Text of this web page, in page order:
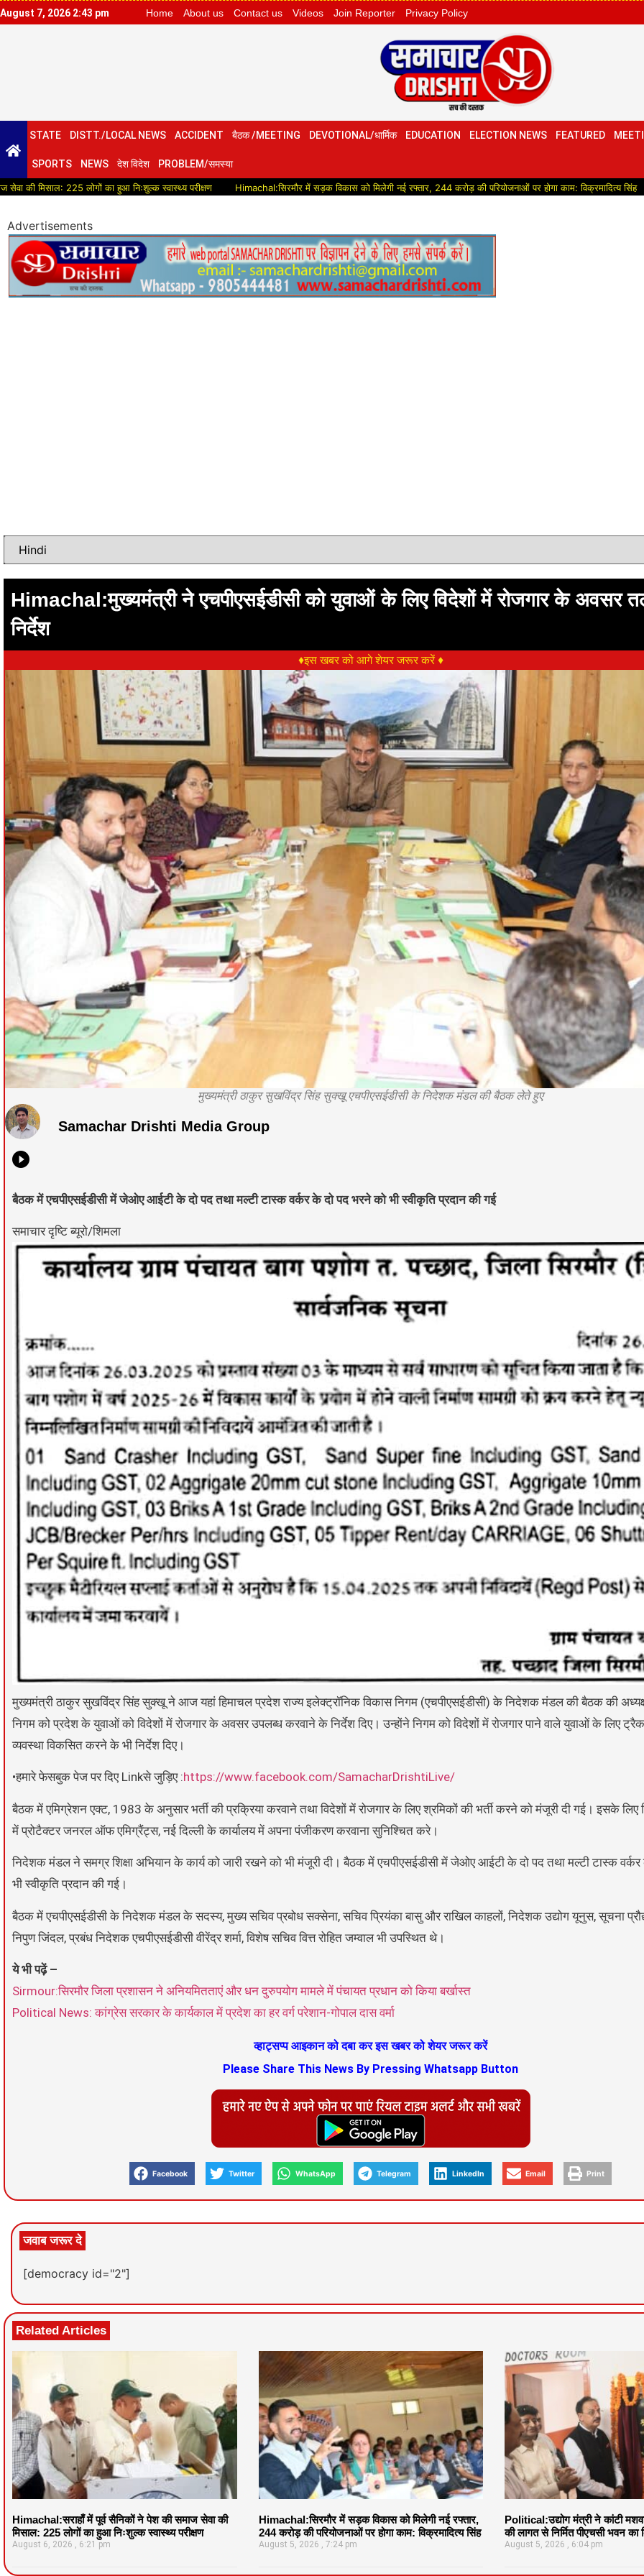
August 7, 2026 2:43 pm Home About us Contact us Videos Join Reporter Privacy Policy
STATE DISTT./LOCAL NEWS ACCIDENT बैठक /MEETING DEVOTIONAL/धार्मिक EDUCATION ELECTION NEWS FEATURED
SPORTS NEWS देश विदेश PROBLEM/समस्या
225 लोगों का हुआ निःशुल्क स्वास्थ्य परीक्षण Himachal:सिरमौर में सड़क विकास को मिलेगी नई रफ्तार, 244 करोड़ की परियोजनाओं पर होगा काम: विक्रमादित्य सिंह
Advertisements
Himachal:मुख्यमंत्री ने एचपीएसईडीसी को युवाओं के लिए विदेशों में रोजगार के अवसर
निर्देश
♦इस खबर को आगे शेयर जरूर करें ♦
मुख्यमंत्री ठाकुर सुखविंद्र सिंह सुक्खू एचपीएसईडीसी के निदेशक मंडल की बैठक लेते हुए
Samachar Drishti Media Group
बैठक में एचपीएसईडीसी में जेओए आईटी के दो पद तथा मल्टी टास्क वर्कर के दो पद भरने को भी स्वीकृति प्रदान की गई
समाचार दृष्टि ब्यूरो/शिमला
मुख्यमंत्री ठाकुर सुखविंद्र सिंह सुक्खू ने आज यहां हिमाचल प्रदेश राज्य इलेक्ट्रॉनिक विकास निगम (एचपीएसईडीसी) के निदेशक मंडल की बैठक की
निगम को प्रदेश के युवाओं को विदेशों में रोजगार के अवसर उपलब्ध करवाने के निर्देश दिए। उन्होंने निगम को विदेशों में रोजगार पाने वाले युवाओं के लिए
व्यवस्था विकसित करने के भी निर्देश दिए।
•हमारे फेसबुक पेज पर दिए Linkसे जुड़िए :https://www.facebook.com/SamacharDrishtiLive/
बैठक में एमिग्रेशन एक्ट, 1983 के अनुसार भर्ती की प्रक्रिया करवाने तथा विदेशों में रोजगार के लिए श्रमिकों की भर्ती करने को मंजूरी दी गई। इसके लिए
में प्रोटैक्टर जनरल ऑफ एमिग्रैंट्स, नई दिल्ली के कार्यालय में अपना पंजीकरण करवाना सुनिश्चित करे।
निदेशक मंडल ने समग्र शिक्षा अभियान के कार्य को जारी रखने को भी मंजूरी दी। बैठक में एचपीएसईडीसी में जेओए आईटी के दो पद तथा मल्टी टास्क
भी स्वीकृति प्रदान की गई।
बैठक में एचपीएसईडीसी के निदेशक मंडल के सदस्य, मुख्य सचिव प्रबोध सक्सेना, सचिव प्रियंका बासु और राखिल काहलों, निदेशक उद्योग यूनुस, सूचना
निपुण जिंदल, प्रबंध निदेशक एचपीएसईडीसी वीरेंद्र शर्मा, विशेष सचिव वित्त रोहित जम्वाल भी उपस्थित थे।
ये भी पढ़ें –
Sirmour:सिरमौर जिला प्रशासन ने अनियमितताएं और धन दुरुपयोग मामले में पंचायत प्रधान को किया बर्खास्त
Political News: कांग्रेस सरकार के कार्यकाल में प्रदेश का हर वर्ग परेशान-गोपाल दास वर्मा
व्हाट्सप्प आइकान को दबा कर इस खबर को शेयर जरूर करें
Please Share This News By Pressing Whatsapp Button
Facebook Twitter WhatsApp Telegram LinkedIn Email Print
जवाब जरूर दे
[democracy id="2"]
Related Articles
Himachal:सराहाँ में पूर्व सैनिकों ने पेश की समाज सेवा की
मिसाल: 225 लोगों का हुआ निःशुल्क स्वास्थ्य परीक्षण
August 6, 2026 6:21 pm
Himachal:सिरमौर में सड़क विकास को मिलेगी नई रफ्तार,
244 करोड़ की परियोजनाओं पर होगा काम: विक्रमादित्य सिंह
August 5, 2026 7:24 pm
Political:उद्योग मंत्री ने कांटी
की लागत से निर्मित पीएचसी भवन का
August 5, 2026 6:04 pm